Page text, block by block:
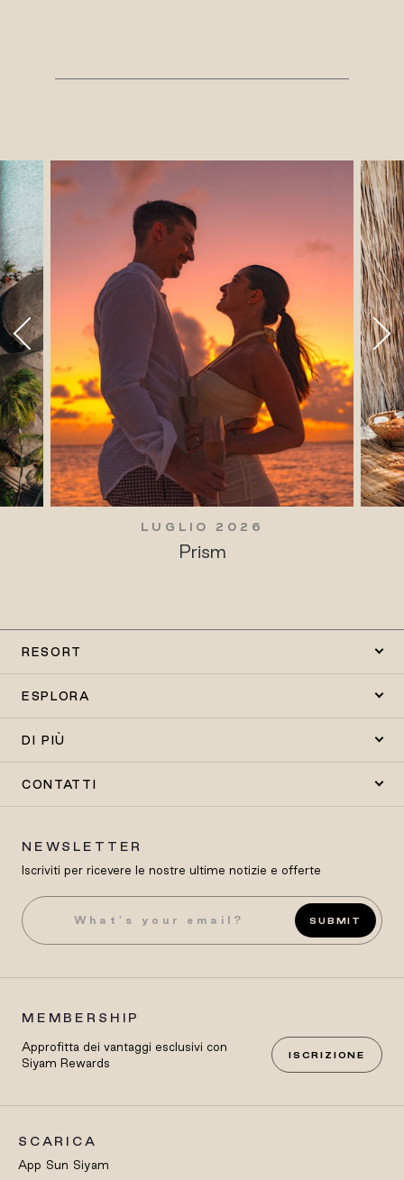
LUGLIO 2026
Prism
RESORT
ESPLORA
DI PIÙ
CONTATTI
NEWSLETTER
Iscriviti per ricevere le nostre ultime notizie e offerte
SUBMIT
MEMBERSHIP
Approfitta dei vantaggi esclusivi con
Siyam Rewards
ISCRIZIONE
SCARICA
App Sun Siyam